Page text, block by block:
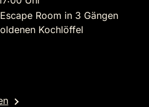
Room in 3 Gängen
Kochlöffel